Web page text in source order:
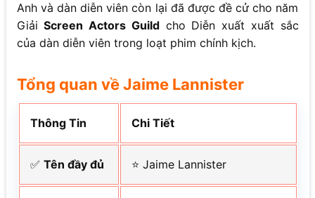
Anh và dàn diễn viên còn lại đã được đề cử cho năm
GiảiScreen Actors Guildcho Diễn xuất xuất sắc
của dàn diễn viên trong loạt phim chính kịch.
Tổng quan về Jaime Lannister
Thông Tin Chi Tiết
✅ Tên đầy đủ ⭐ Jaime Lannister